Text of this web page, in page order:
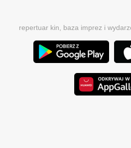
repertuar kin, baza imprez i